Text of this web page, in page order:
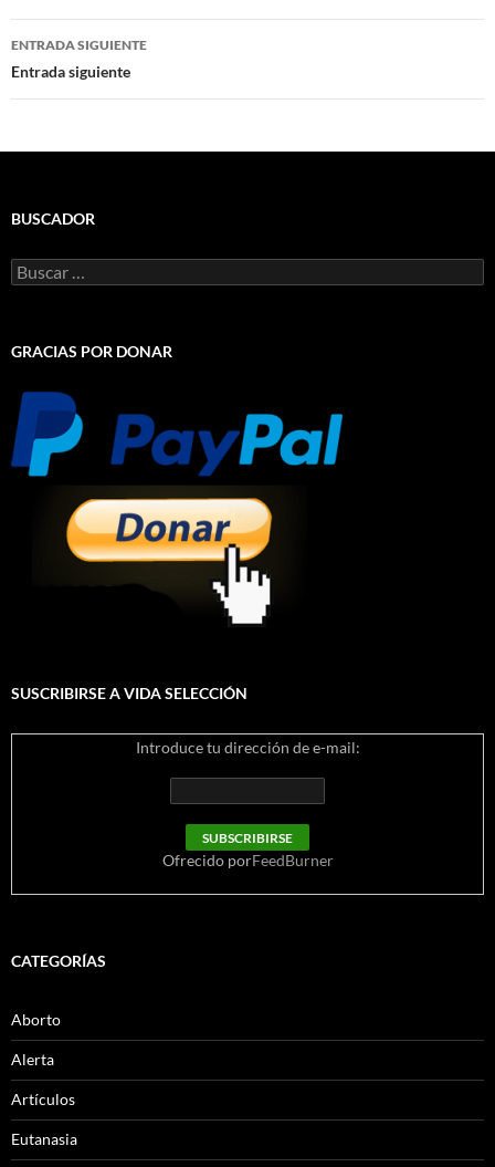
ENTRADA SIGUIENTE
Entrada siguiente
BUSCADOR
Buscar:
GRACIAS POR DONAR
SUSCRIBIRSE A VIDA SELECCIÓN
Introduce tu dirección de e-mail:
Ofrecido porFeedBurner
CATEGORÍAS
Aborto
Alerta
Artículos
Eutanasia